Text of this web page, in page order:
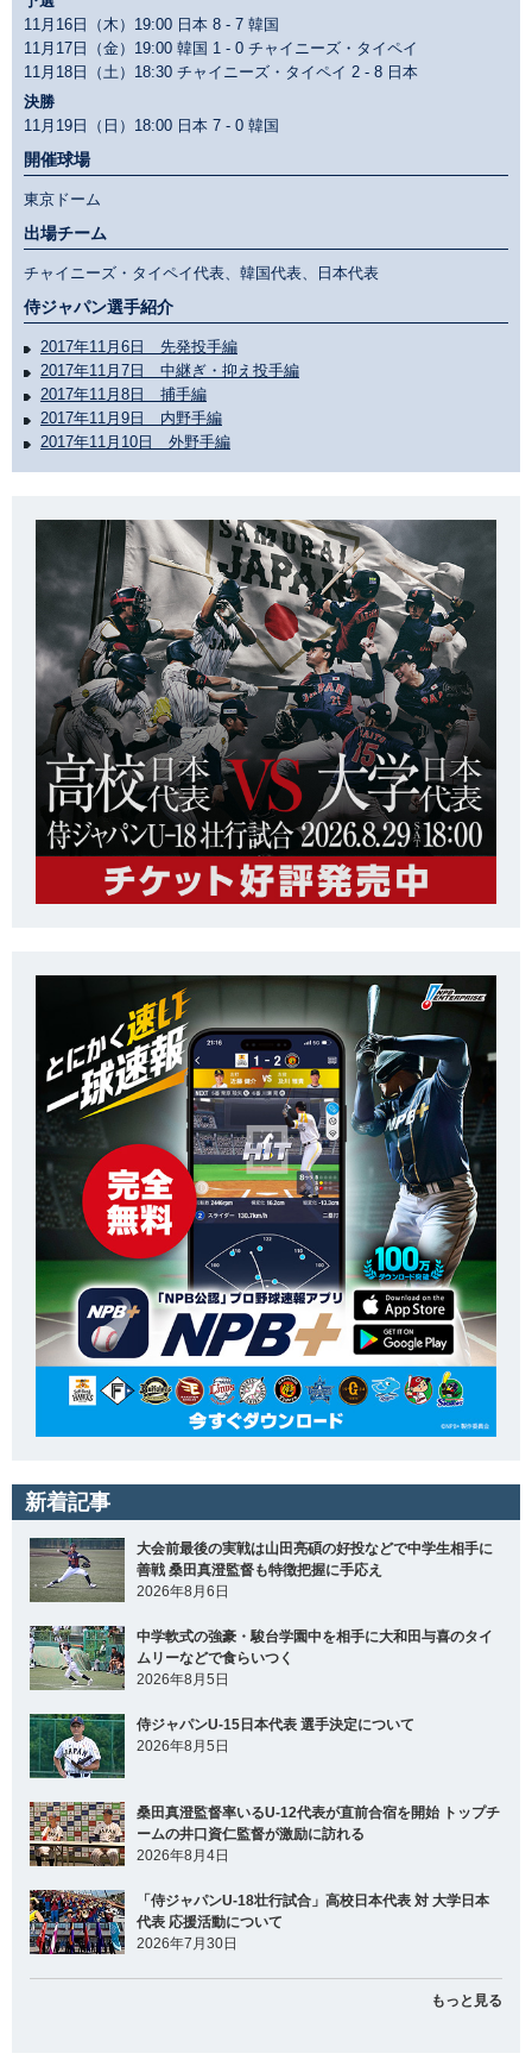
11月16日（木）19:00 日本 8 - 7 韓国
11月17日（金）19:00 韓国 1 - 0 チャイニーズ・タイペイ
11月18日（土）18:30 チャイニーズ・タイペイ 2 - 8 日本
決勝
11月19日（日）18:00 日本 7 - 0 韓国
開催球場
東京ドーム
出場チーム
チャイニーズ・タイペイ代表、韓国代表、日本代表
侍ジャパン選手紹介
2017年11月6日 先発投手編
2017年11月7日 中継ぎ・抑え投手編
2017年11月8日 捕手編
2017年11月9日 内野手編
2017年11月10日 外野手編
新着記事
大会前最後の実戦は山田亮碩の好投などで中学生相手に
善戦 桑田真澄監督も特徴把握に手応え
2026年8月6日
中学軟式の強豪・駿台学園中を相手に大和田与喜のタイ
ムリーなどで食らいつく
2026年8月5日
侍ジャパンU-15日本代表 選手決定について
2026年8月5日
桑田真澄監督率いるU-12代表が直前合宿を開始 トップチ
ームの井口資仁監督が激励に訪れる
2026年8月4日
「侍ジャパンU-18壮行試合」高校日本代表 対 大学日本
代表 応援活動について
2026年7月30日
もっと見る